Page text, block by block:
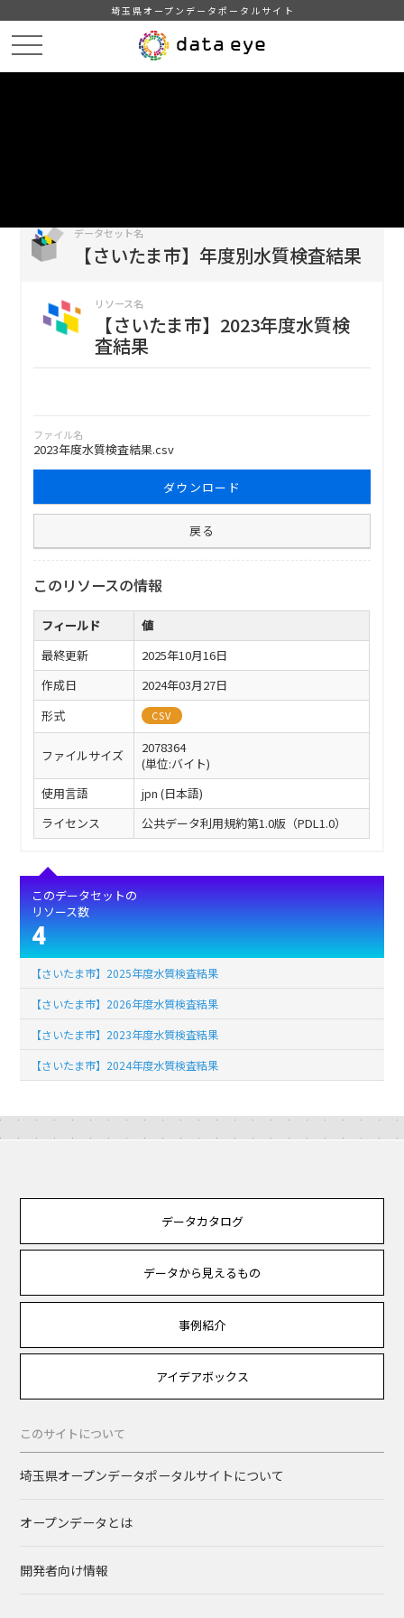
埼玉県オープンデータポータルサイト
データセット名
【さいたま市】年度別水質検査結果
リソース名
【さいたま市】2023年度水質検
査結果
ファイル名
2023年度水質検査結果.csv
ダウンロード
戻る
このリソースの情報
フィールド
値
最終更新
2025年10月16日
作成日
2024年03月27日
形式
CSV
ファイルサイズ
2078364
(単位:バイト)
使用言語
jpn (日本語)
ライセンス
公共データ利用規約第1.0版（PDL1.0）
このデータセットの
リソース数
4
【さいたま市】2025年度水質検査結果
【さいたま市】2026年度水質検査結果
【さいたま市】2023年度水質検査結果
【さいたま市】2024年度水質検査結果
データカタログ
データから見えるもの
事例紹介
アイデアボックス
このサイトについて
埼玉県オープンデータポータルサイトについて
オープンデータとは
開発者向け情報